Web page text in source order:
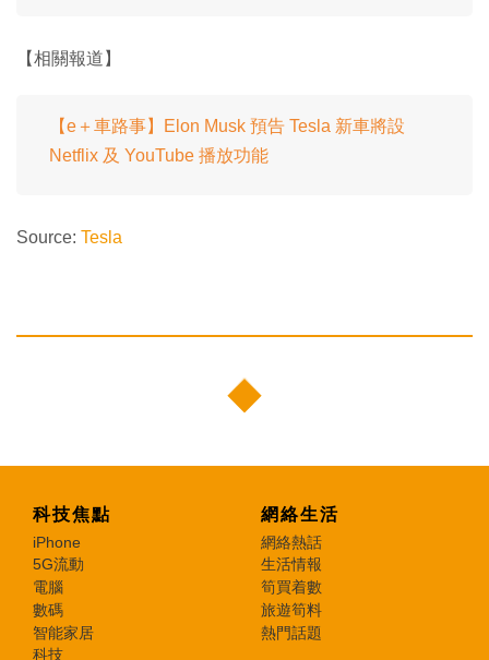
【相關報道】
【e＋車路事】Elon Musk 預告 Tesla 新車將設
Netflix 及 YouTube 播放功能
Source: Tesla
科技焦點
iPhone
5G流動
電腦
數碼
智能家居
科技
網絡生活
網絡熱話
生活情報
筍買着數
旅遊筍料
熱門話題